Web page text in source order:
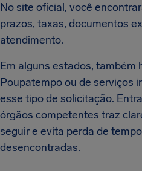
No site oficial, você
prazos, taxas, documentos
atendimento.
Em alguns estados, também
Poupatempo ou de serviços
esse tipo de solicitação.
órgãos competentes traz
seguir e evita perda de
desencontradas.